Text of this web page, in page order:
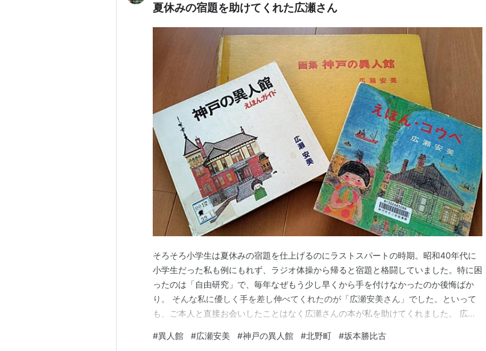
北野町 (地理) 【きたのまち】
北野町
北野町
岐阜市
北野町
久留米市
にあった町・地方公共団体
2005年2月5日、「久留米市」に編入合併した。
夏休みの宿題を助けてくれた広瀬さん
そろそろ小学生は夏休みの宿題を仕上げるのにラストスパートの時期。昭和40年代に
小学生だった私も例にもれず、ラジオ体操から帰ると宿題と格闘していました。特に困
ったのは「自由研究」で、毎年なぜもう少し早くから手を付けなかったのか後悔ばか
り。 そんな私に優しく手を差し伸べてくれたのが「広瀬安美さん」でした。といって
も、ご本人と直接お会いしたことはなく広瀬さんの本が私を助けてくれました。 広瀬
がらマンガをかき独立、作家活動に入り、民家を中心に全国各地でスケッチを重ねると
#異人館 #広瀬安美 #神戸の異人館 #北野町 #坂本勝比古